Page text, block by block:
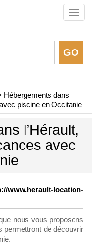
Toggle
Hébergements dans
piscine en Occitanie
l’Hérault,
avec
www.herault-location-
nous vous proposons
permettront de découvrir